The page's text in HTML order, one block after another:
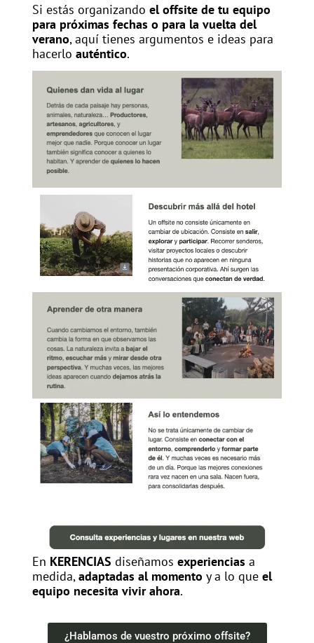
Si estás organizandoel offsite de tu equipo
para próximas fechas o para la vuelta del
verano, aquí tienes argumentos e ideas para
hacerloauténtico.
En KERENCIAS diseñamosexperiencias a
medida,adaptadas al momento y a lo queel
equipo necesita vivir ahora.
¿Hablamos de vuestro próximo offsite?